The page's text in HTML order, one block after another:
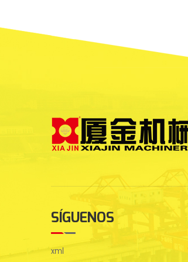
SÍGUENOS
xml